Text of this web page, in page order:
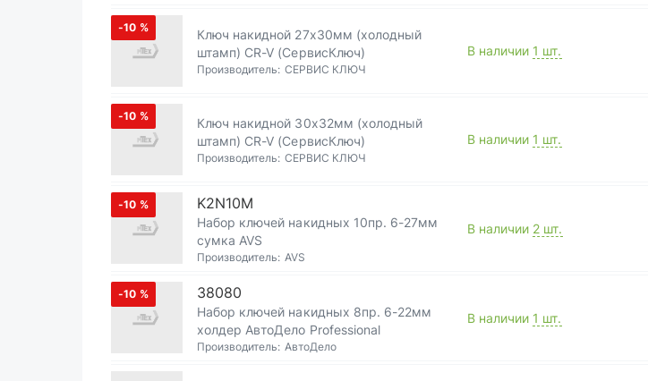
-10 %
Ключ накидной 27х30мм (холодный
штамп) CR-V (СервисКлюч)
Производитель: СЕРВИС КЛЮЧ
В наличии 1 шт.
-10 %
Ключ накидной 30х32мм (холодный
штамп) CR-V (СервисКлюч)
Производитель: СЕРВИС КЛЮЧ
В наличии 1 шт.
-10 % K2N10M
Набор ключей накидных 10пр. 6-27мм
сумка AVS
Производитель: AVS
В наличии 2 шт.
-10 % 38080
Набор ключей накидных 8пр. 6-22мм
холдер АвтоДело Professional
Производитель: АвтоДело
В наличии 1 шт.